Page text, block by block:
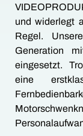
und widerlegt
Regel.
Generation
eingesetzt.
eine